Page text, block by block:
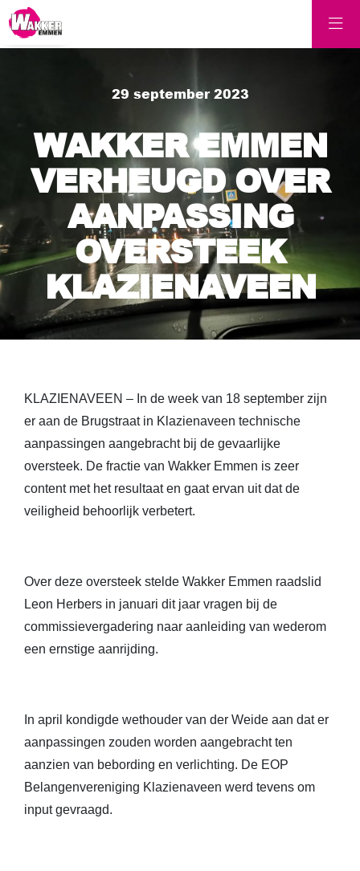
29 september 2023
WAKKER EMMEN
VERHEUGD OVER
AANPASSING
OVERSTEEK
KLAZIENAVEEN
KLAZIENAVEEN – In de week van 18 september zijn
er aan de Brugstraat in Klazienaveen technische
aanpassingen aangebracht bij de gevaarlijke
oversteek. De fractie van Wakker Emmen is zeer
content met het resultaat en gaat ervan uit dat de
veiligheid behoorlijk verbetert.
Over deze oversteek stelde Wakker Emmen raadslid
Leon Herbers in januari dit jaar vragen bij de
commissievergadering naar aanleiding van wederom
een ernstige aanrijding.
In april kondigde wethouder van der Weide aan dat er
aanpassingen zouden worden aangebracht ten
aanzien van bebording en verlichting. De EOP
Belangenvereniging Klazienaveen werd tevens om
input gevraagd.